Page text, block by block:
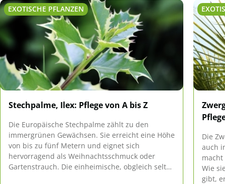
EXOTISCHE PFLANZEN
Stechpalme, Ilex: Pflege von A bis Z
Die Europäische Stechpalme zählt zu den
immergrünen Gewächsen. Sie erreicht eine Höhe
von bis zu fünf Metern und eignet sich
hervorragend als Weihnachtsschmuck oder
Gartenstrauch. Die einheimische, obgleich selten
Die
auch
Wie
gibt,